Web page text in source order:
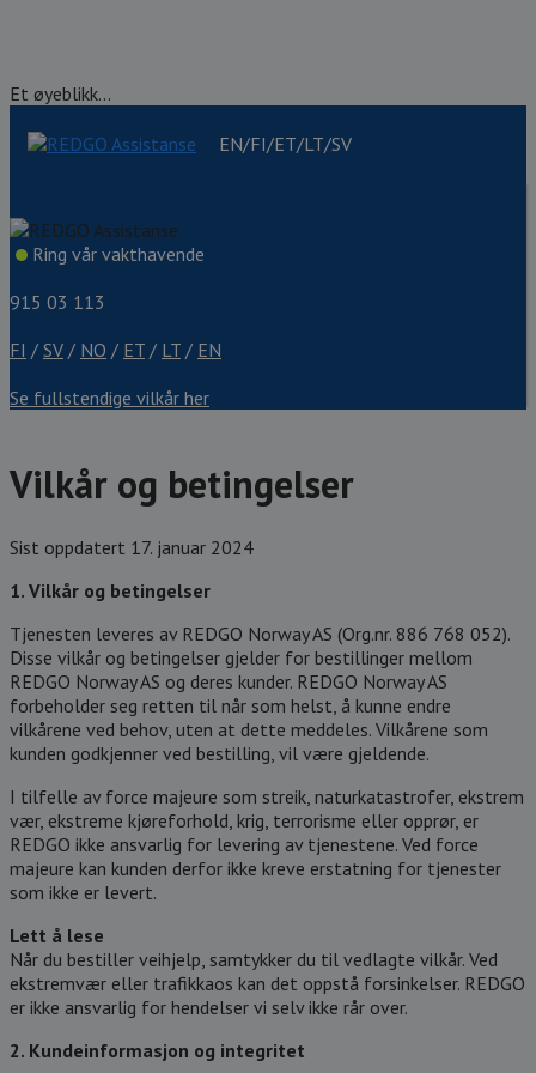
Et øyeblikk...
EN/FI/ET/LT/SV
Ring vår vakthavende
915 03 113
FI / SV / NO / ET / LT / EN
Se fullstendige vilkår her
Vilkår og betingelser
Sist oppdatert 17. januar 2024
1. Vilkår og betingelser
Tjenesten leveres av REDGO Norway AS (Org.nr. 886 768 052).
Disse vilkår og betingelser gjelder for bestillinger mellom
REDGO Norway AS og deres kunder. REDGO Norway AS
forbeholder seg retten til når som helst, å kunne endre
vilkårene ved behov, uten at dette meddeles. Vilkårene som
kunden godkjenner ved bestilling, vil være gjeldende.
I tilfelle av force majeure som streik, naturkatastrofer, ekstrem
vær, ekstreme kjøreforhold, krig, terrorisme eller opprør, er
REDGO ikke ansvarlig for levering av tjenestene. Ved force
majeure kan kunden derfor ikke kreve erstatning for tjenester
som ikke er levert.
Lett å lese
Når du bestiller veihjelp, samtykker du til vedlagte vilkår. Ved
ekstremvær eller trafikkaos kan det oppstå forsinkelser. REDGO
er ikke ansvarlig for hendelser vi selv ikke rår over.
2. Kundeinformasjon og integritet